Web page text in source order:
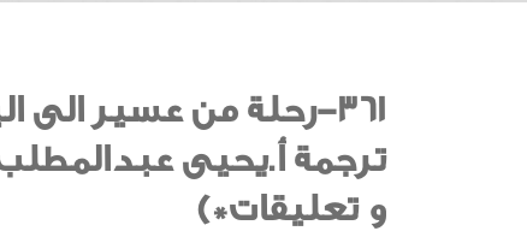
361-رحلة من عسير الى
ترجمة أ.يحيى
و تعليقات*)